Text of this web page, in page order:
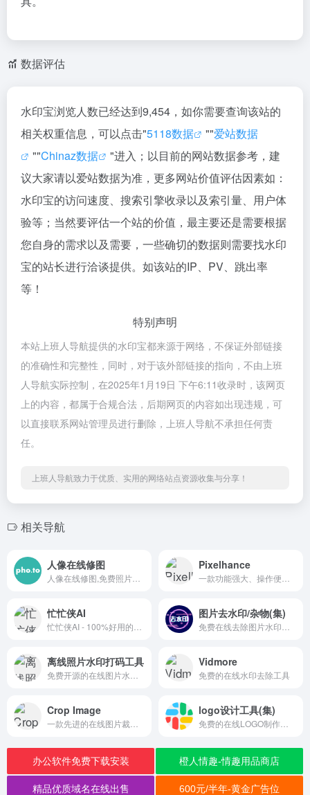
数据评估
水印宝浏览人数已经达到9,454，如你需要查询该站的
相关权重信息，可以点击"5118数据 ""爱站数据
""Chinaz数据
"进入；以目前的网站数据参考，建
议大家请以爱站数据为准，更多网站价值评估因素如：
水印宝的访问速度、搜索引擎收录以及索引量、用户体
验等；当然要评估一个站的价值，最主要还是需要根据
您自身的需求以及需要，一些确切的数据则需要找水印
宝的站长进行洽谈提供。如该站的IP、PV、跳出率
等！
特别声明
本站上班人导航提供的水印宝都来源于网络，不保证外部链接
的准确性和完整性，同时，对于该外部链接的指向，不由上班
人导航实际控制，在2025年1月19日 下午6:11收录时，该网页
上的内容，都属于合规合法，后期网页的内容如出现违规，可
以直接联系网站管理员进行删除，上班人导航不承担任何责
任。
上班人导航致力于优质、实用的网络站点资源收集与分享！
相关导航
人像在线修图 Pixelhance
忙忙侠AI 图片去水印/杂物(集)
离线照片水印打码工具 Vidmore
免费的在线水印去除工具
Crop Image logo设计工具(集)
办公软件免费下载安装 橙人情趣-情趣用品商店
精品优质域名在线出售 600元/半年-黄金广告位